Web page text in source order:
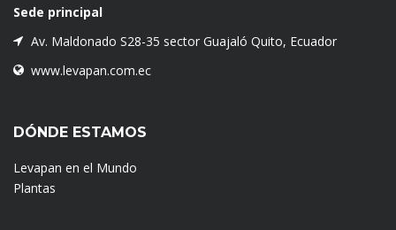
Sede principal
Av. Maldonado S28-35 sector Guajaló Quito, Ecuador
www.levapan.com.ec
DÓNDE ESTAMOS
Levapan en el Mundo
Plantas